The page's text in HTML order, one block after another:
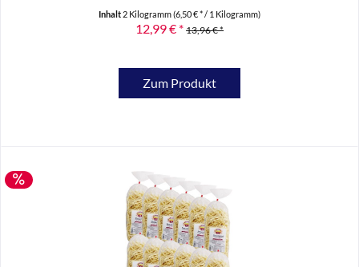
Inhalt 2 Kilogramm(6,50 € * / 1 Kilogramm)
12,99 € * 13,96 € *
Zum Produkt